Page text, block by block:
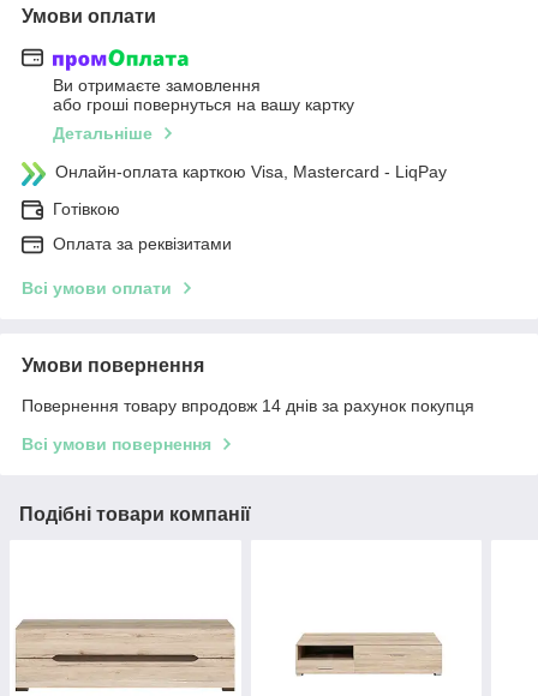
Умови оплати
Ви отримаєте замовлення
або гроші повернуться на вашу картку
Детальніше
Онлайн-оплата карткою Visa, Mastercard - LiqPay
Готівкою
Оплата за реквізитами
Всі умови оплати
Умови повернення
Повернення товару впродовж 14 днів за рахунок покупця
Всі умови повернення
Подібні товари компанії